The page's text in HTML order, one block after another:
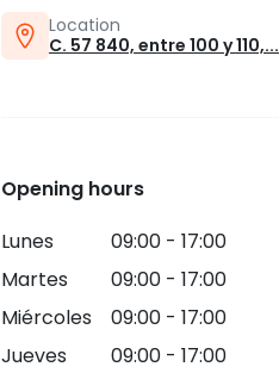
Location
C. 57 840, entre 100 y 110,...
Opening hours
Lunes
09:00 - 17:00
Martes
09:00 - 17:00
Miércoles
09:00 - 17:00
Jueves
09:00 - 17:00